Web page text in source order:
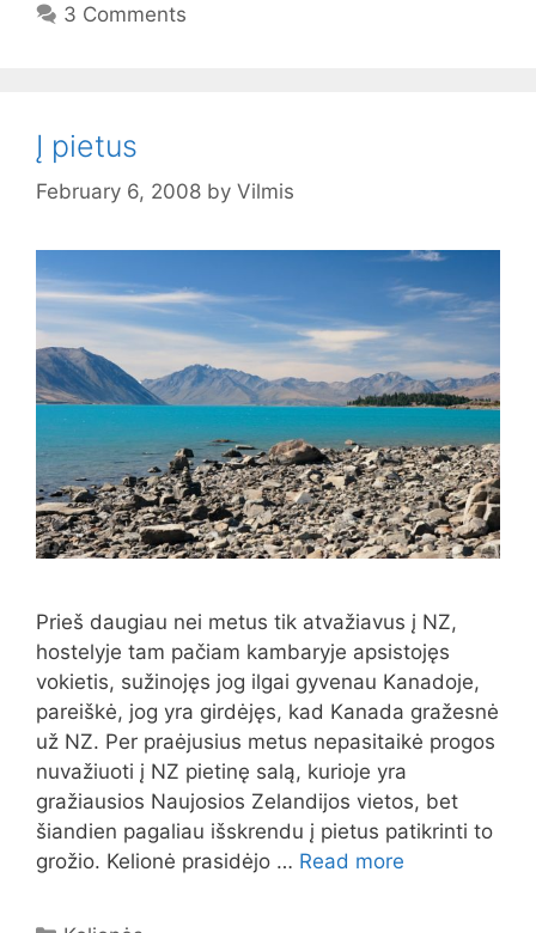
3 Comments
Į pietus
February 6, 2008 by Vilmis
Prieš daugiau nei metus tik atvažiavus į NZ,
hostelyje tam pačiam kambaryje apsistojęs
vokietis, sužinojęs jog ilgai gyvenau Kanadoje,
pareiškė, jog yra girdėjęs, kad Kanada gražesnė
už NZ. Per praėjusius metus nepasitaikė progos
nuvažiuoti į NZ pietinę salą, kurioje yra
gražiausios Naujosios Zelandijos vietos, bet
šiandien pagaliau išskrendu į pietus patikrinti to
grožio. Kelionė prasidėjo … Read more